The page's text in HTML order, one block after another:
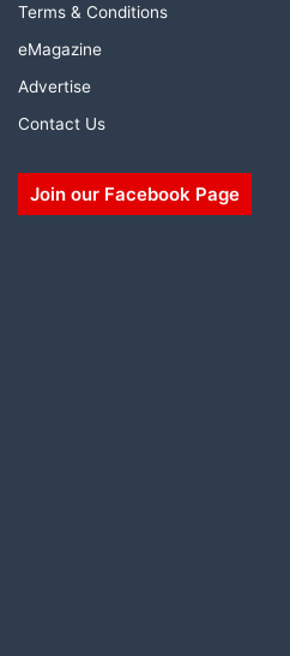
Terms & Conditions
eMagazine
Advertise
Contact Us
Join our Facebook Page